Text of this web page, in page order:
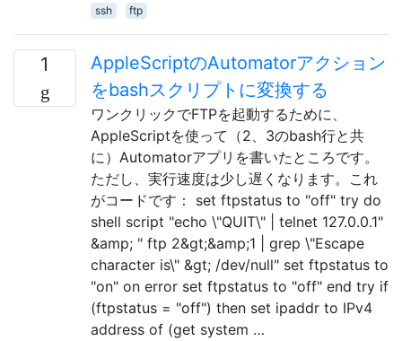
ssh ftp
1
AppleScriptのAutomatorアクション
をbashスクリプトに変換する
ワンクリックでFTPを起動するために、
AppleScriptを使って（2、3のbash行と共
に）Automatorアプリを書いたところです。
ただし、実行速度は少し遅くなります。これ
がコードです： set ftpstatus to "off" try do
shell script "echo \"QUIT\" | telnet 127.0.0.1"
&amp; " ftp 2&gt;&amp;1 | grep \"Escape
character is\" &gt; /dev/null" set ftpstatus to
"on" on error set ftpstatus to "off" end try if
(ftpstatus = "off") then set ipaddr to IPv4
address of (get system …